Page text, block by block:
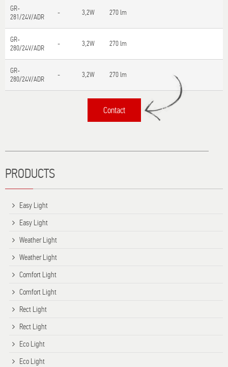
GR-
281/24V/ADR
- 3,2W 270 lm
GR-
280/24V/ADR
- 3,2W 270 lm
GR-
280/24V/ADR
- 3,2W 270 lm
Contact
PRODUCTS
Easy Light
Easy Light
Weather Light
Weather Light
Comfort Light
Comfort Light
Rect Light
Rect Light
Eco Light
Eco Light